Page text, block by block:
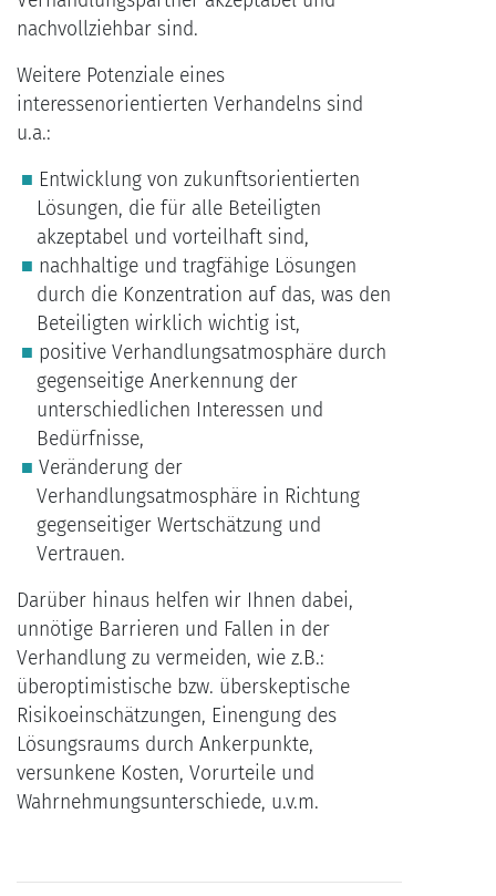
nachvollziehbar sind.
Weitere Potenziale eines
interessenorientierten Verhandelns sind
u.a.:
Entwicklung von zukunftsorientierten
Lösungen, die für alle Beteiligten
akzeptabel und vorteilhaft sind,
nachhaltige und tragfähige Lösungen
durch die Konzentration auf das, was den
Beteiligten wirklich wichtig ist,
positive Verhandlungsatmosphäre durch
gegenseitige Anerkennung der
unterschiedlichen Interessen und
Bedürfnisse,
Veränderung der
Verhandlungsatmosphäre in Richtung
gegenseitiger Wertschätzung und
Vertrauen.
Darüber hinaus helfen wir Ihnen dabei,
unnötige Barrieren und Fallen in der
Verhandlung zu vermeiden, wie z.B.:
überoptimistische bzw. überskeptische
Risikoeinschätzungen, Einengung des
Lösungsraums durch Ankerpunkte,
versunkene Kosten, Vorurteile und
Wahrnehmungsunterschiede, u.v.m.